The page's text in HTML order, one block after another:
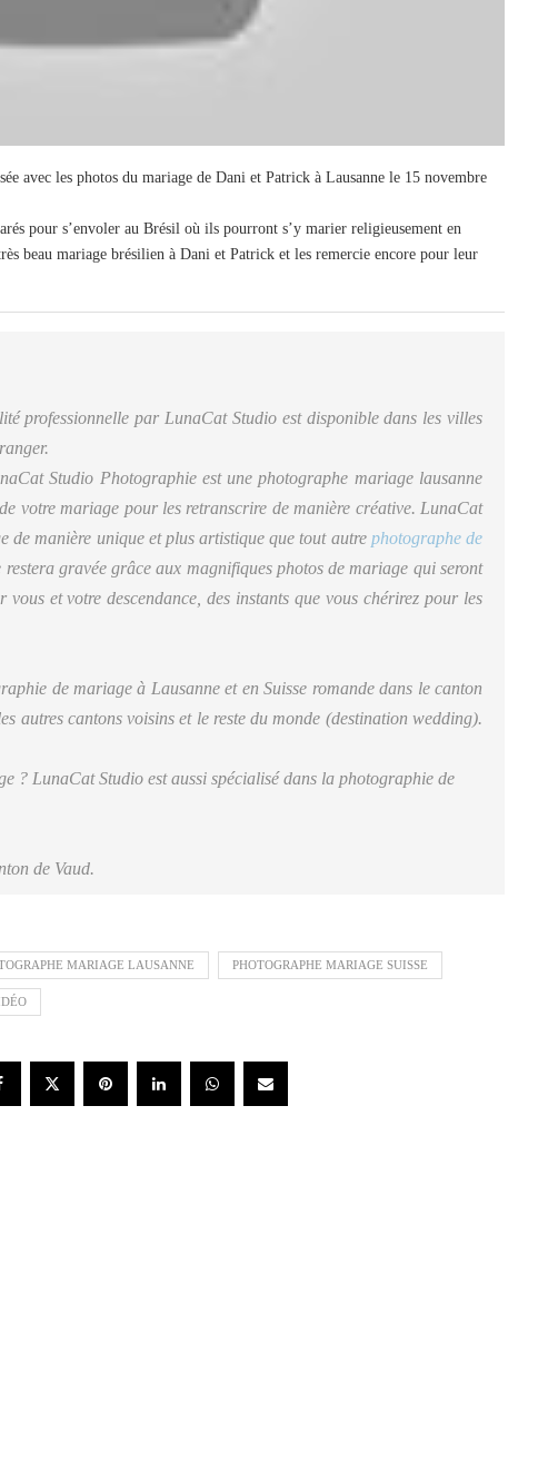
avec les photos du mariage de Dani et Patrick à Lausanne le 15 novembre
pour s’envoler au Brésil où ils pourront s’y marier religieusement en
beau mariage brésilien à Dani et Patrick et les remercie encore pour leur
professionnelle par LunaCat Studio est disponible dans les villes
Studio Photographie est une photographe mariage lausanne
votre mariage pour les retranscrire de manière créative. LunaCat
manière unique et plus artistique que tout autre photographe de
gravée grâce aux magnifiques photos de mariage qui seront
et votre descendance, des instants que vous chérirez pour les
de mariage à Lausanne et en Suisse romande dans le canton
autres cantons voisins et le reste du monde (destination wedding).
? LunaCat Studio est aussi spécialisé dans la photographie de
de Vaud.
MARIAGE LAUSANNE PHOTOGRAPHE MARIAGE SUISSE